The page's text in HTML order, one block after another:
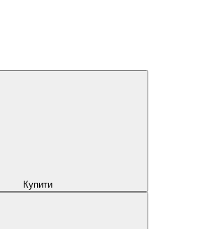
Купити